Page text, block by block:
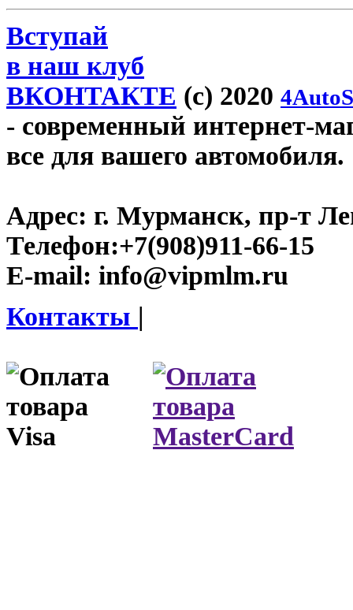
Вступай
в наш клуб
ВКОНТАКТЕ (c) 2020
- современный интернет-
все для вашего автомобиля.
Адрес: г. Мурманск, пр-т
Телефон:+7(908)911-66-15
E-mail: info@vipmlm.ru
Контакты |